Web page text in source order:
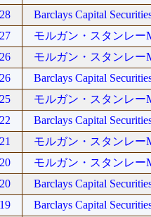
Barclays Capital
モルガン・スタンレー
モルガン・スタンレー
Barclays Capital
モルガン・スタンレー
Barclays Capital
モルガン・スタンレー
モルガン・スタンレー
Barclays Capital
Barclays Capital